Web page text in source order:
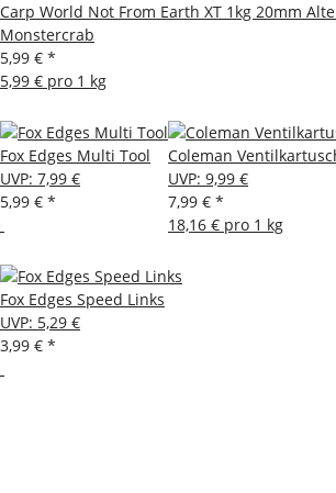
Carp World Not From Earth XT 1kg 20mm
Monstercrab
5,99 € *
5,99 € pro 1 kg
Fox Edges Multi Tool
UVP: 7,99 €
5,99 € *
Coleman
UVP: 9,99 €
7,99 € *
18,16 € pro 1 kg
Fox Edges Speed Links
UVP: 5,29 €
3,99 € *